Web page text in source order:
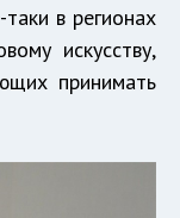
в регионах
искусству,
принимать